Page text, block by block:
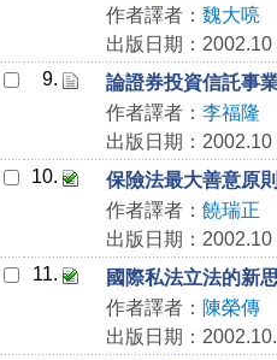
作者譯者： 魏大喨
出版日期：2002.10
9.
論證券投資信託事
作者譯者： 李福隆
出版日期：2002.10
10.
保險法最大善意原
作者譯者： 饒瑞正
出版日期：2002.10
11.
國際私法立法的新
作者譯者： 陳榮傳
出版日期：